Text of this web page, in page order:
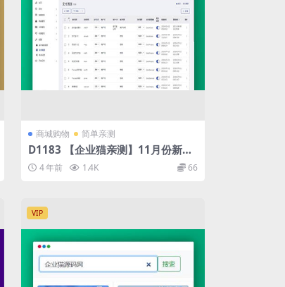
商城购物 简单亲测
D1183 【企业猫亲测】11月份新版
支付接口超多的发卡网源码
4 年前 1.4K 66
VIP